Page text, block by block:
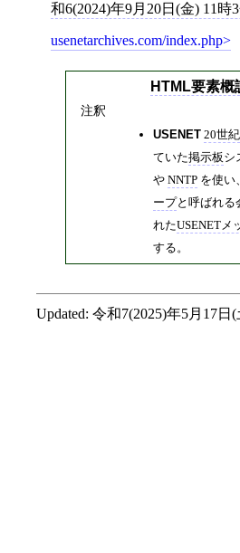
和6(2024)年9月20日(金) 11時
usenetarchives.com/index.php
HTML要素概
注釈
USENET 20世紀
ていた掲示板シ
や NNTP を使い、
ープと呼ばれる
れたUSENETメ
する。
Updated: 令和7(2025)年5月17日